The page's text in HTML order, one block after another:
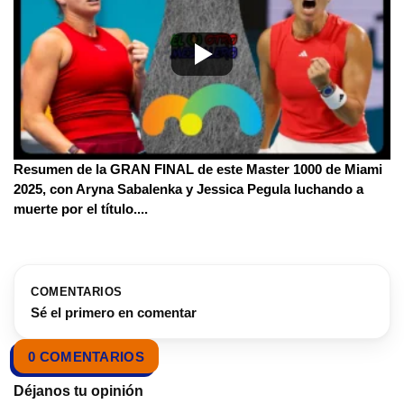
Resumen de la GRAN FINAL de este Master 1000 de Miami
2025, con Aryna Sabalenka y Jessica Pegula luchando a
muerte por el título....
COMENTARIOS
Sé el primero en comentar
0 COMENTARIOS